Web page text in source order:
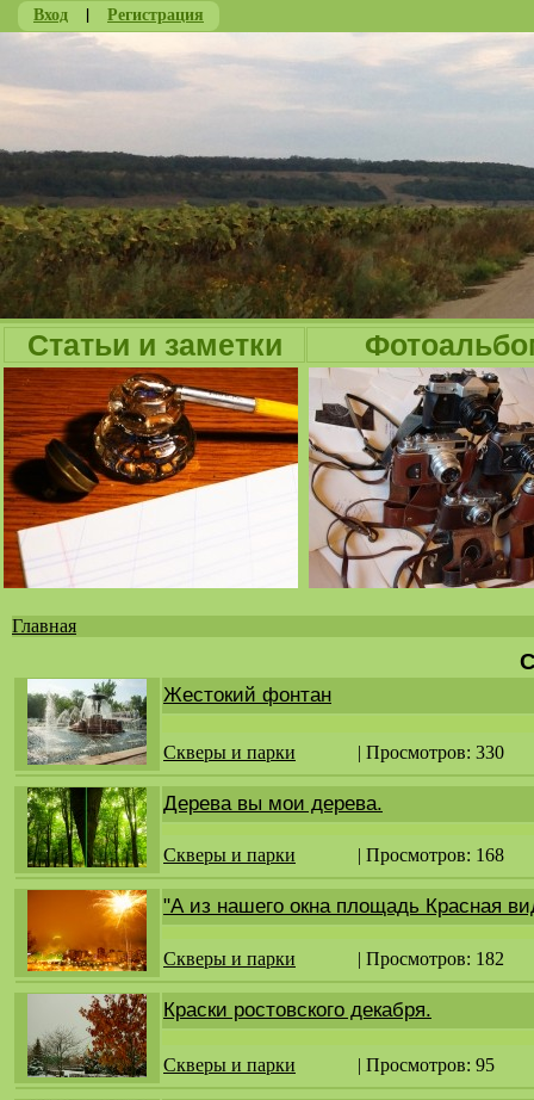
Вход | Регистрация
Статьи и заметки
здесь
Главная
Жестокий фонтан
Скверы и парки | Просмотров: 330
Дерева вы мои дерева.
Скверы и парки | Просмотров: 168
"А из нашего окна площадь Красная
Скверы и парки | Просмотров: 182
Краски ростовского декабря.
Скверы и парки | Просмотров: 95